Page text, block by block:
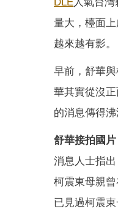
量大，檯面
越來越有影。
早前，舒華
華其實從沒
的消息傳得
舒華接拍國
消息人士指
柯震東母親
已見過柯震東